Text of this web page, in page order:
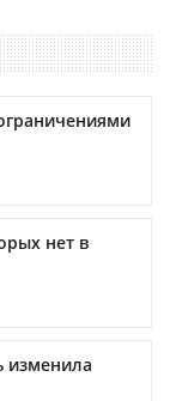
нет в
изменила